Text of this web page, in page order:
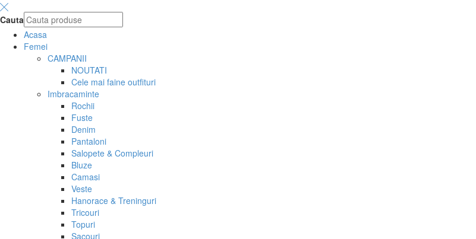
Cauta
Acasa
Femei
CAMPANII
NOUTATI
Cele mai faine outfituri
Imbracaminte
Rochii
Fuste
Denim
Pantaloni
Salopete & Compleuri
Bluze
Camasi
Veste
Hanorace & Treninguri
Tricouri
Topuri
Sacouri